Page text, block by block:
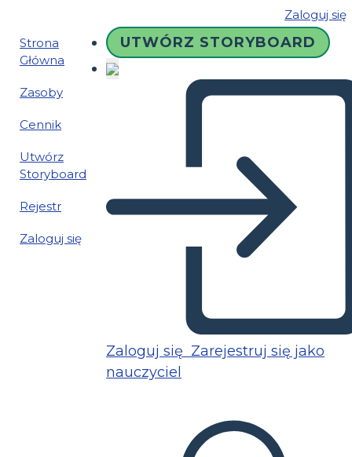
Zaloguj się
Strona
Główna
Zasoby
Cennik
Utwórz
Storyboard
Rejestr
Zaloguj się
UTWÓRZ STORYBOARD
Zaloguj się Zarejestruj się jako
nauczyciel